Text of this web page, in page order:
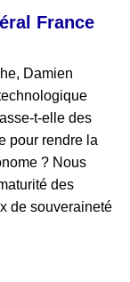
France
Damien
t-elle des
pour rendre la
? Nous
des
de souveraineté